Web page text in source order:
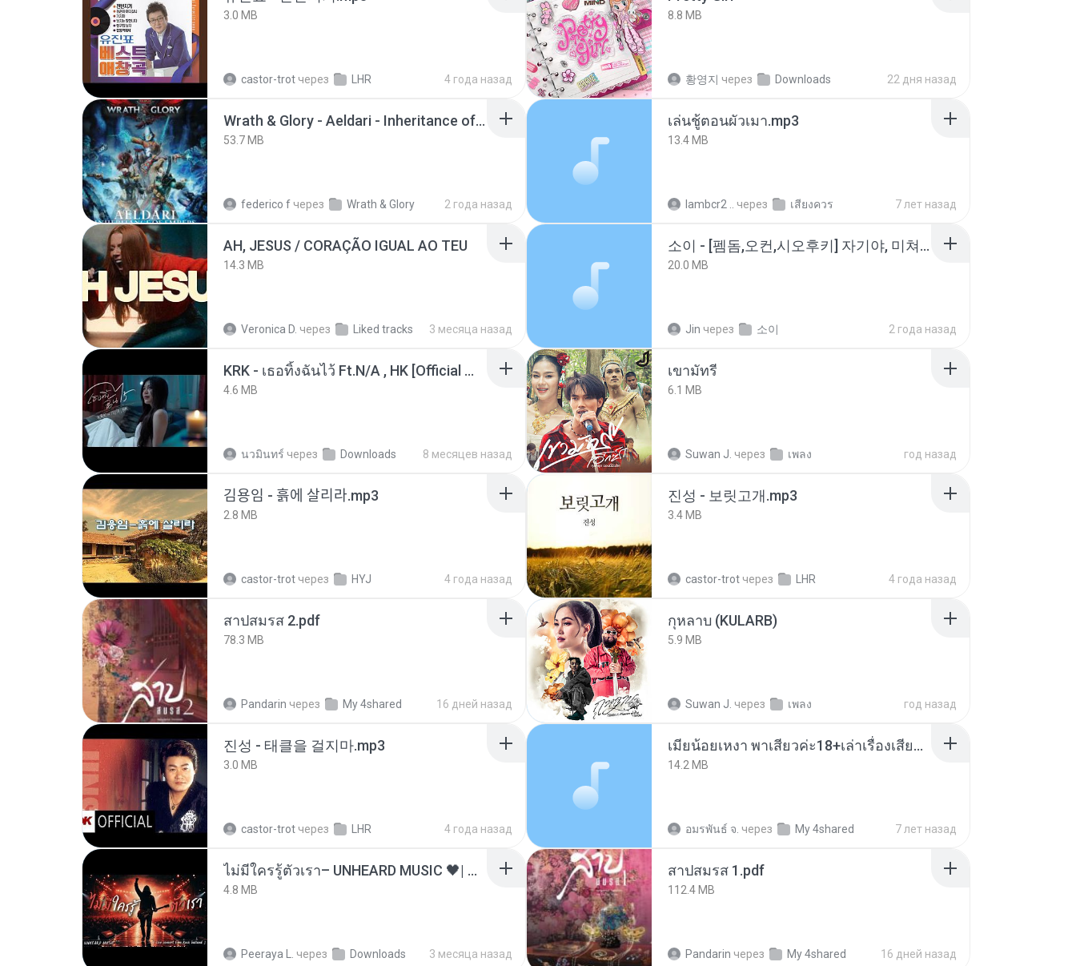
3.0 MB
castor-trot через LHR 4 года назад
8.8 MB
황영지 через Downloads 22 дня назад
Wrath & Glory - Aeldari - Inheritance of Embers.pdf
53.7 MB
federico f через Wrath & Glory 2 года назад
เล่นชู้ตอนผัวเมา.mp3
13.4 MB
lambcr2 .. через เสียงควร 7 лет назад
AH, JESUS / CORAÇÃO IGUAL AO TEU
14.3 MB
Veronica D. через Liked tracks 3 месяца назад
소이 - [펨돔,오컨,시오후키] 자기야, 미쳐볼래 #남성향 #ASMR #펨돔 #여공남수 #19금.mp3
20.0 MB
Jin через 소이 2 года назад
KRK - เธอทิ้งฉันไว้ Ft.N/A , HK [Official MV]
4.6 MB
นวมินทร์ через Downloads 8 месяцев назад
เขามัทรี
6.1 MB
Suwan J. через เพลง год назад
김용임 - 흙에 살리라.mp3
2.8 MB
castor-trot через HYJ 4 года назад
진성 - 보릿고개.mp3
3.4 MB
castor-trot через LHR 4 года назад
สาปสมรส 2.pdf
78.3 MB
Pandarin через My 4shared 16 дней назад
กุหลาบ (KULARB)
5.9 MB
Suwan J. через เพลง год назад
진성 - 태클을 걸지마.mp3
3.0 MB
castor-trot через LHR 4 года назад
เมียน้อยเหงา พาเสียวค่ะ18+เล่าเรื่องเสียว.mp3
14.2 MB
อมรพันธ์ จ. через My 4shared 7 лет назад
ไม่มีใครรู้ตัวเรา– UNHEARD MUSIC 🖤| Official Lyric Video | เพลงสู้ชีวิต
4.8 MB
Peeraya L. через Downloads 3 месяца назад
สาปสมรส 1.pdf
112.4 MB
Pandarin через My 4shared 16 дней назад